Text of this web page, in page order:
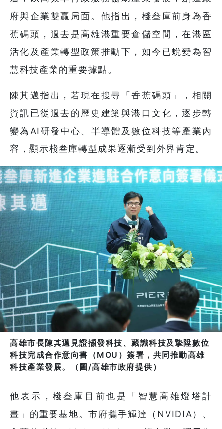
府與企業雙贏局面。他指出，棧叁庫前身為香
蕉碼頭，過去是高雄港重要倉儲空間，在港區
活化及產業轉型政策推動下，如今已蛻變為智
慧科技產業的重要據點。
陳其邁指出，若現在搜尋「香蕉碼頭」，相關
資訊已從過去的歷史建築與港口文化，逐步轉
變為AI研發中心、半導體及數位科技等產業內
容，顯示棧叁庫轉型成果逐漸受到外界肯定。
高雄市長陳其邁見證擷發科技、藏識科技及摯陞數位
科技完成合作意向書（MOU）簽署，共同推動高雄
科技產業發展。（圖/高雄市政府提供）
他表示，棧叁庫目前也是「智慧高雄燈塔計
畫」的重要基地。市府攜手輝達（NVIDIA）、